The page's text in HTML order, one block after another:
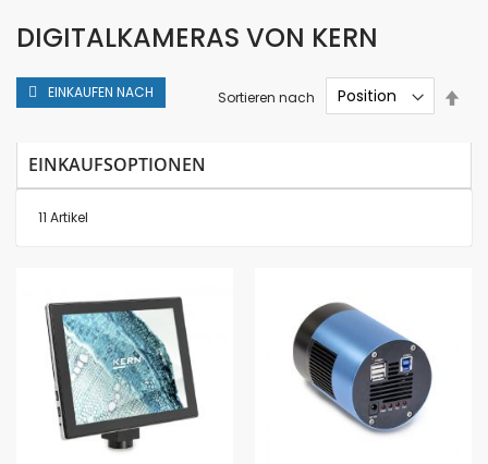
DIGITALKAMERAS VON KERN
11 Artikel
Sortieren nach
EINKAUFEN NACH
EINKAUFSOPTIONEN